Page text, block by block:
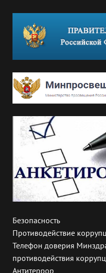
Безопасность
Противодействие
Телефон доверия
противодействия
Антитеррор